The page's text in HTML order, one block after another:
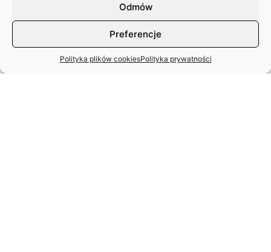
Odmów
Preferencje
Polityka plików cookiesPolityka prywatności